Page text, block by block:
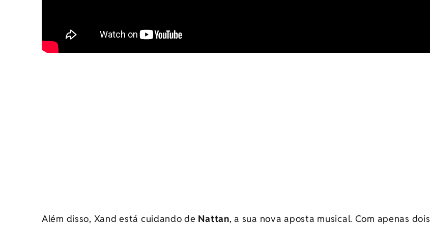
Além disso, Xand está cuidando de Nattan, a sua nova aposta musical. Com apenas dois